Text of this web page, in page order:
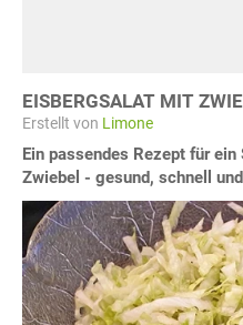
EISBERGSALAT MIT
Erstellt von Limone
Ein passendes Rezept für
Zwiebel - gesund, schnell